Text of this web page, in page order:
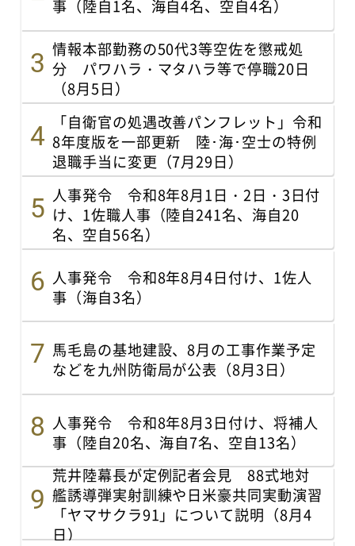
事（陸自1名、海自4名、空自4名）
情報本部勤務の50代3等空佐を懲戒処
分 パワハラ・マタハラ等で停職20日
（8月5日）
「自衛官の処遇改善パンフレット」令和
8年度版を一部更新 陸･海･空士の特例
退職手当に変更（7月29日）
人事発令 令和8年8月1日・2日・3日付
け、1佐職人事（陸自241名、海自20
名、空自56名）
人事発令 令和8年8月4日付け、1佐人
事（海自3名）
馬毛島の基地建設、8月の工事作業予定
などを九州防衛局が公表（8月3日）
人事発令 令和8年8月3日付け、将補人
事（陸自20名、海自7名、空自13名）
荒井陸幕長が定例記者会見 88式地対
艦誘導弾実射訓練や日米豪共同実動演習
「ヤマサクラ91」について説明（8月4
日）